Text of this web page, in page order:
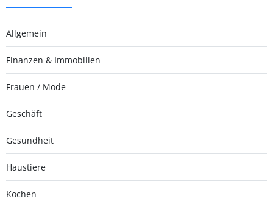
Allgemein
Finanzen & Immobilien
Frauen / Mode
Geschäft
Gesundheit
Haustiere
Kochen